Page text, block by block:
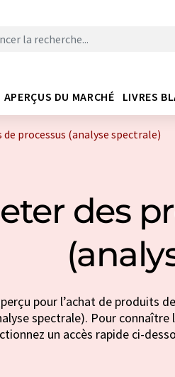
APERÇUS DU MARCHÉ LIVRES
processus (analyse spectrale)
des
pour l’achat de produits
spectrale). Pour connaître
un accès rapide ci-